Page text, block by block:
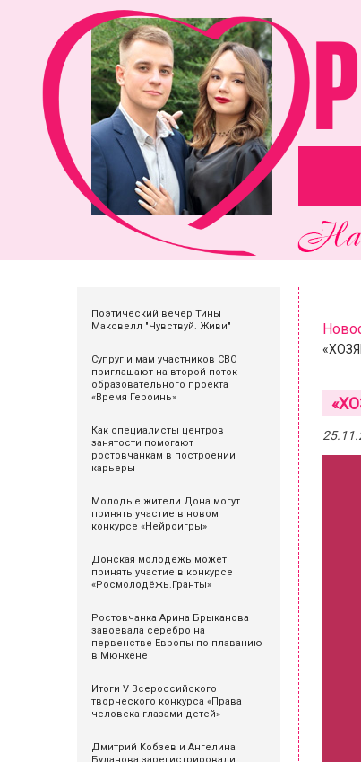
Поэтический вечер Тины
Максвелл "Чувствуй. Живи"
Супруг и мам участников СВО
приглашают на второй поток
образовательного проекта
«Время Героинь»
Как специалисты центров
занятости помогают
ростовчанкам в построении
карьеры
Молодые жители Дона могут
принять участие в новом
конкурсе «Нейроигры»
Донская молодёжь может
принять участие в конкурсе
«Росмолодёжь.Гранты»
Ростовчанка Арина Брыканова
завоевала серебро на
первенстве Европы по плаванию
в Мюнхене
Итоги V Всероссийского
творческого конкурса «Права
человека глазами детей»
Дмитрий Кобзев и Ангелина